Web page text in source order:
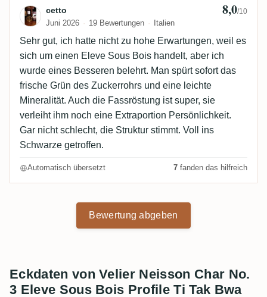
Bewertung von cetto
cetto
Juni 2026 19 Bewertungen Italien
8,0/10
Sehr gut, ich hatte nicht zu hohe Erwartungen, weil es
sich um einen Eleve Sous Bois handelt, aber ich
wurde eines Besseren belehrt. Man spürt sofort das
frische Grün des Zuckerrohrs und eine leichte
Mineralität. Auch die Fassröstung ist super, sie
verleiht ihm noch eine Extraportion Persönlichkeit.
Gar nicht schlecht, die Struktur stimmt. Voll ins
Schwarze getroffen.
Automatisch übersetzt 7 fanden das hilfreich
Bewertung abgeben
Eckdaten von Velier Neisson Char No.
3 Eleve Sous Bois Profile Ti Tak Bwa